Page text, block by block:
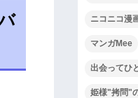
ニコニコ漫
マンガMee
出会ってひ
姫様"拷問"